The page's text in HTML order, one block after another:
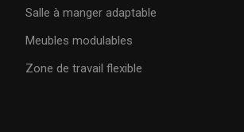
Salle à manger adaptable
Meubles modulables
Zone de travail flexible